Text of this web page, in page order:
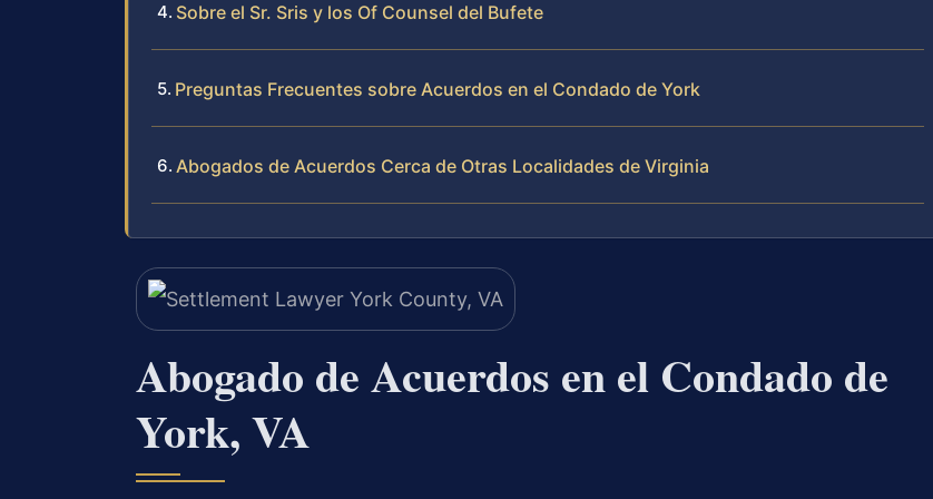
Sobre el Sr. Sris y los Of Counsel del Bufete
Preguntas Frecuentes sobre Acuerdos en el Condado de York
Abogados de Acuerdos Cerca de Otras Localidades de Virginia
Abogado de Acuerdos en el Condado de
York, VA